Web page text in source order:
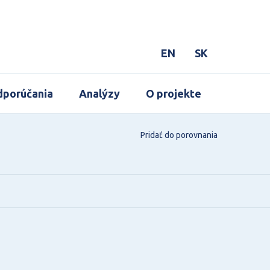
SK
EN
O projekte
Analýzy
Pridať do porovnania